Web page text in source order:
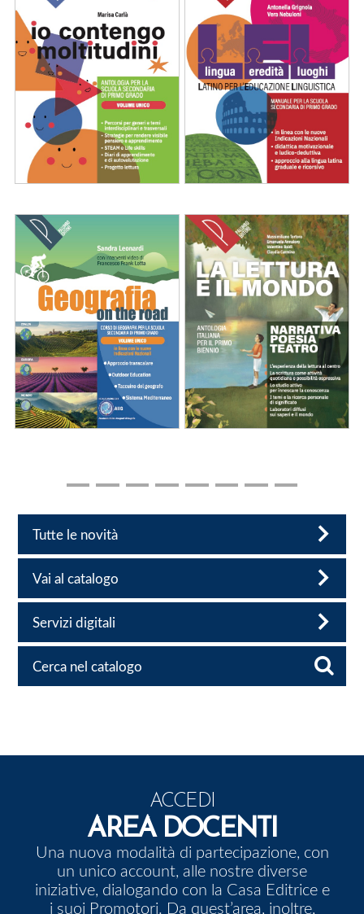
Tutte le novità
Vai al catalogo
Servizi digitali
Cerca nel catalogo
ACCEDI
AREA DOCENTI
Una nuova modalità di partecipazione, con
un unico account, alle nostre diverse
iniziative, dialogando con la Casa Editrice e
i suoi Promotori. Da quest’area, inoltre,